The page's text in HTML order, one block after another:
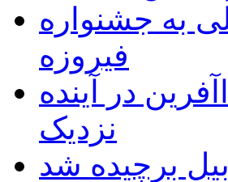
اردبیلی به جشنواره
فیروزه
در آینده
نزدیک